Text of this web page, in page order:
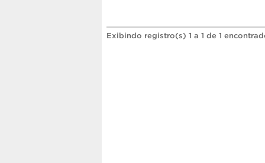
Exibindo registro(s) 1 a 1 de 1